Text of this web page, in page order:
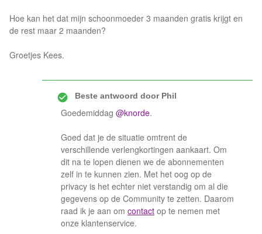
Hoe kan het dat mijn schoonmoeder 3 maanden gratis krijgt en
de rest maar 2 maanden?
Groetjes Kees.
Beste antwoord doorPhil
Goedemiddag @knorde.
Goed dat je de situatie omtrent de
verschillende verlengkortingen aankaart. Om
dit na te lopen dienen we de abonnementen
zelf in te kunnen zien. Met het oog op de
privacy is het echter niet verstandig om al die
gegevens op de Community te zetten. Daarom
raad ik je aan om contact op te nemen met
onze klantenservice.